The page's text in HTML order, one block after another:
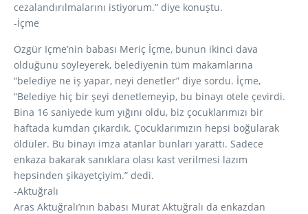
cezalandırılmalarını istiyorum.” diye konuştu.
-İçme
Özgür Içme’nin babası Meriç İçme, bunun ikinci dava
olduğunu söyleyerek, belediyenin tüm makamlarına
“belediye ne iş yapar, neyi denetler” diye sordu. İçme,
“Belediye hiç bir şeyi denetlemeyip, bu binayı otele çevirdi.
Bina 16 saniyede kum yığını oldu, biz çocuklarımızı bir
haftada kumdan çıkardık. Çocuklarımızın hepsi boğularak
öldüler. Bu binayı imza atanlar bunları yarattı. Sadece
enkaza bakarak sanıklara olası kast verilmesi lazım
hepsinden şikayetçiyim.” dedi.
-Aktuğralı
Aras Aktuğralı’nın babası Murat Aktuğralı da enkazdan